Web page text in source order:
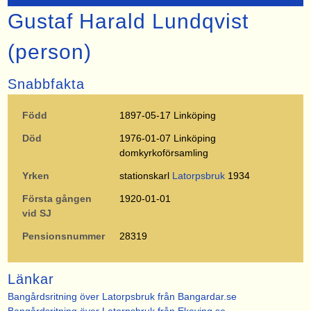
Gustaf Harald Lundqvist
(person)
Snabbfakta
Född 1897-05-17 Linköping
Död
1976-01-07 Linköping
domkyrkoförsamling
Yrken stationskarl Latorpsbruk 1934
Första gången
vid SJ
1920-01-01
Pensionsnummer 28319
Länkar
Bangårdsritning över Latorpsbruk från Bangardar.se